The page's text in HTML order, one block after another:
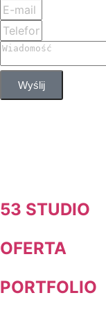
Wyślij
53 STUDIO
OFERTA
PORTFOLIO